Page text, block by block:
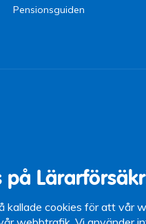
på
kallade cookies för att vår
Pensionsguiden
12-13)